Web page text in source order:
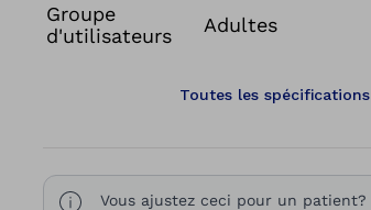
Groupe
d'utilisateurs
Adultes
Toutes les spécifications
Vous ajustez ceci pour un patient?